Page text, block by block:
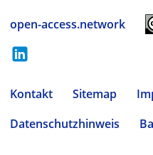
open-access.network
Kontakt Sitemap
Datenschutzhinweis